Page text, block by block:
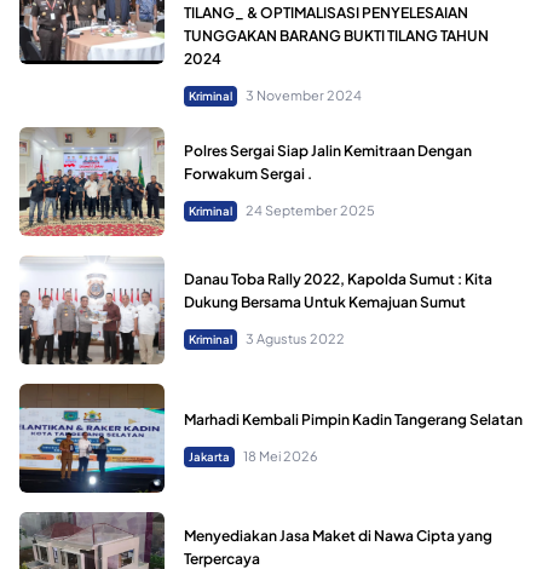
TILANG_ & OPTIMALISASI PENYELESAIAN
TUNGGAKAN BARANG BUKTI TILANG TAHUN
2024
Kriminal 3 November 2024
Polres Sergai Siap Jalin Kemitraan Dengan
Forwakum Sergai .
Kriminal 24 September 2025
Danau Toba Rally 2022, Kapolda Sumut : Kita
Dukung Bersama Untuk Kemajuan Sumut
Kriminal 3 Agustus 2022
Marhadi Kembali Pimpin Kadin Tangerang Selatan
Jakarta 18 Mei 2026
Menyediakan Jasa Maket di Nawa Cipta yang
Terpercaya